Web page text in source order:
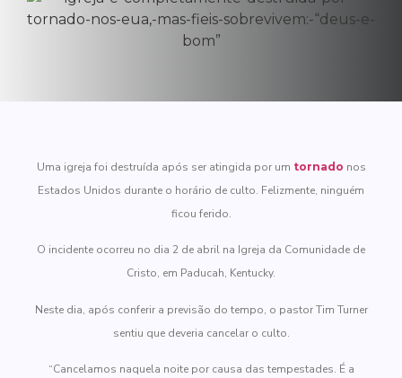
Uma igreja foi destruída após ser atingida por um tornado nos
Estados Unidos durante o horário de culto. Felizmente, ninguém
ficou ferido.
O incidente ocorreu no dia 2 de abril na Igreja da Comunidade de
Cristo, em Paducah, Kentucky.
Neste dia, após conferir a previsão do tempo, o pastor Tim Turner
sentiu que deveria cancelar o culto.
“Cancelamos naquela noite por causa das tempestades. É a